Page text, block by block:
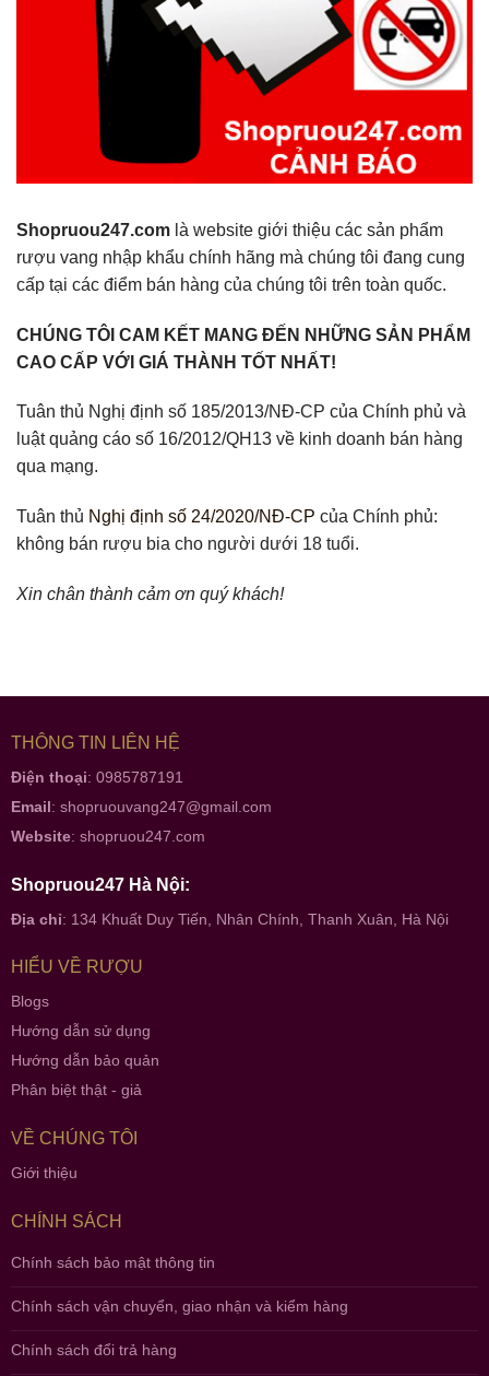
Shopruou247.com là website giới thiệu các sản phẩm
rượu vang nhập khẩu chính hãng mà chúng tôi đang cung
cấp tại các điểm bán hàng của chúng tôi trên toàn quốc.
CHÚNG TÔI CAM KẾT MANG ĐẾN NHỮNG SẢN PHẨM
CAO CẤP VỚI GIÁ THÀNH TỐT NHẤT!
Tuân thủ Nghị định số 185/2013/NĐ-CP của Chính phủ và
luật quảng cáo số 16/2012/QH13 về kinh doanh bán hàng
qua mạng.
Tuân thủ Nghị định số 24/2020/NĐ-CP của Chính phủ:
không bán rượu bia cho người dưới 18 tuổi.
Xin chân thành cảm ơn quý khách!
THÔNG TIN LIÊN HỆ
Điện thoại: 0985787191
Email: shopruouvang247@gmail.com
Website: shopruou247.com
Shopruou247 Hà Nội:
Địa chỉ: 134 Khuất Duy Tiến, Nhân Chính, Thanh Xuân, Hà Nội
HIỂU VỀ RƯỢU
Blogs
Hướng dẫn sử dụng
Hướng dẫn bảo quản
Phân biệt thật - giả
VỀ CHÚNG TÔI
Giới thiệu
CHÍNH SÁCH
Chính sách bảo mật thông tin
Chính sách vận chuyển, giao nhận và kiểm hàng
Chính sách đổi trả hàng